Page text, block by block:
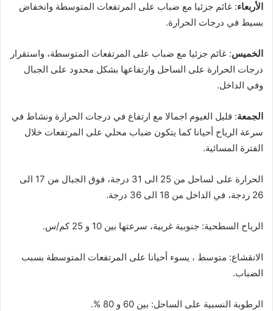
الأربعاء: غائم جزئيا مع ضباب على المرتفعات المتوسطة وانخفاض
بسيط في درجات الحرارة.
الخميس: غائم جزئيا مع ضباب على المرتفعات المتوسطة، واستقرار
درجات الحرارة على الساحل وارتفاعها بشكل محدود على الجبال
وفي الداخل.
الجمعة: قليل الغيوم اجمالا مع ارتفاع في درجات الحرارة ونشاط في
سرعة الرياح أحيانا كما يتكون ضباب محلي على المرتفعات خلال
الفترة المسائية.
الحرارة على لساحل من 25 الى 31 درجة، فوق الجبال من 17 الى
26 ردجة، في الداخل من 18 الى 36 درجة.
الرياح السطحية: جنوبية غربية، سرعتها بين 10 و 25 كم/س.
الانقشاع: متوسط ، يسوء أحيانا على المرتفعات المتوسطة بسبب
الضباب.
الرطوبة النسبية على الساحل: بين 60 و 80 %.